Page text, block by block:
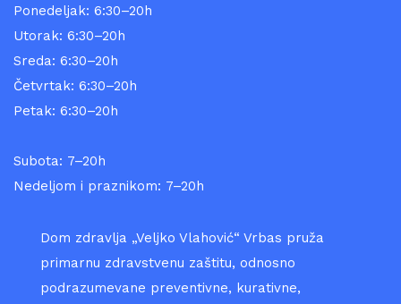
Ponedeljak: 6:30–20h
Utorak: 6:30–20h
Sreda: 6:30–20h
Četvrtak: 6:30–20h
Petak: 6:30–20h
Subota: 7–20h
Nedeljom i praznikom: 7–20h
Dom zdravlja „Veljko Vlahović“ Vrbas pruža
primarnu zdravstvenu zaštitu, odnosno
podrazumevane preventivne, kurativne,